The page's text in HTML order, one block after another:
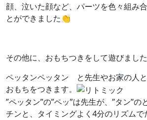
顔、泣いた顔など、パーツを色々組み
とができました👏
その他に、おもちつきをして遊びました
ペッタンペッタン と先生やお家の人
おもちをつきます。
”ペッタン”の”ペッ”は先生が、”タン”
チンと、タイミングよく4分のリズムで